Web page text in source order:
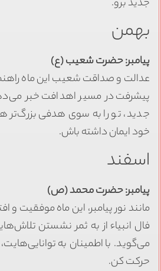
جدید برو.
بهمن
پیامبر: حضرت شعیب (ع)
عدالت و صداقت شعیب این ماه
پیشرفت در مسیر اهدافت خبر
جدید، تو را به سوی هدفی بزرگ‌تر
خود ایمان داشته باش.
اسفند
پیامبر: حضرت محمد (ص)
مانند نور پیامبر، این ماه موفقیت و
فال انبیاء از به ثمر نشستن
می‌گوید. با اطمینان به
حرکت کن.